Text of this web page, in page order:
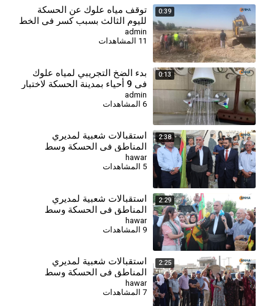
0:39
توقف مياه علوك عن الحسكة
لليوم الثالث بسبب كسر في الخط
الرئيس
admin
11 المشاهدات
0:13
بدء الضخ التجريبي لمياه علوك
في 9 أحياء بمدينة الحسكة لاختبار
الشبكة
admin
2:38
استقبالات شعبية لمديري
المناطق في الحسكة وسط
تأكيدات على خدمة المواطنين
وتعزيز التعايش
hawar
5 المشاهدات
2:29
استقبالات شعبية لمديري
المناطق في الحسكة وسط
تأكيدات على خدمة المواطنين
وتعزيز التعايش
hawar
2:25
استقبالات شعبية لمديري
المناطق في الحسكة وسط
تأكيدات على خدمة المواطنين
وتعزيز التعايش
hawar
7 المشاهدات